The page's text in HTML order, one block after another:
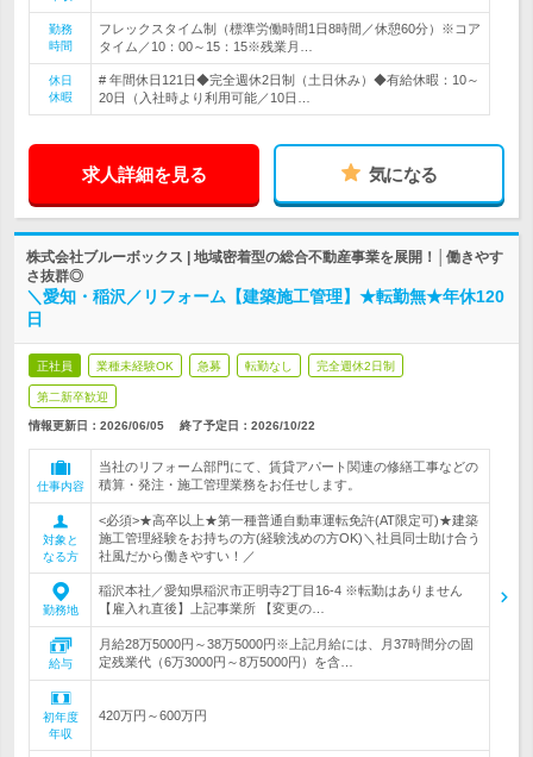
勤務
時間
フレックスタイム制（標準労働時間1日8時間／休憩60分）※コア
タイム／10：00～15：15※残業月…
休日
休暇
# 年間休日121日◆完全週休2日制（土日休み）◆有給休暇：10～
20日（入社時より利用可能／10日…
求人詳細を見る 気になる
株式会社ブルーボックス | 地域密着型の総合不動産事業を展開！│働きやす
さ抜群◎
＼愛知・稲沢／リフォーム【建築施工管理】★転勤無★年休120
日
正社員 業種未経験OK 急募 転勤なし 完全週休2日制
第二新卒歓迎
情報更新日：2026/06/05 終了予定日： 2026/10/22
仕事内容
当社のリフォーム部門にて、賃貸アパート関連の修繕工事などの
積算・発注・施工管理業務をお任せします。
対象と
なる方
<必須>★高卒以上★第一種普通自動車運転免許(AT限定可)★建築
施工管理経験をお持ちの方(経験浅めの方OK)＼社員同士助け合う
社風だから働きやすい！／
勤務地
稲沢本社／愛知県稲沢市正明寺2丁目16-4 ※転勤はありません
【雇入れ直後】上記事業所 【変更の…
給与
月給28万5000円～38万5000円※上記月給には、月37時間分の固
定残業代（6万3000円～8万5000円）を含…
初年度
年収
420万円～600万円